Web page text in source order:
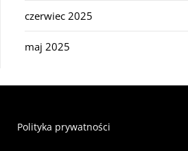
czerwiec 2025
maj 2025
Polityka prywatności